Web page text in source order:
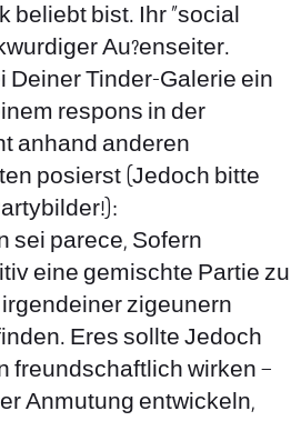
beliebt bist. Ihr „social
Au?enseiter.
Deiner Tinder-Galerie ein
respons in der
anhand anderen
posierst (Jedoch bitte
sei parece, Sofern
eine gemischte Partie zu
zigeunern
Eres sollte Jedoch
freundschaftlich wirken –
Anmutung entwickeln,